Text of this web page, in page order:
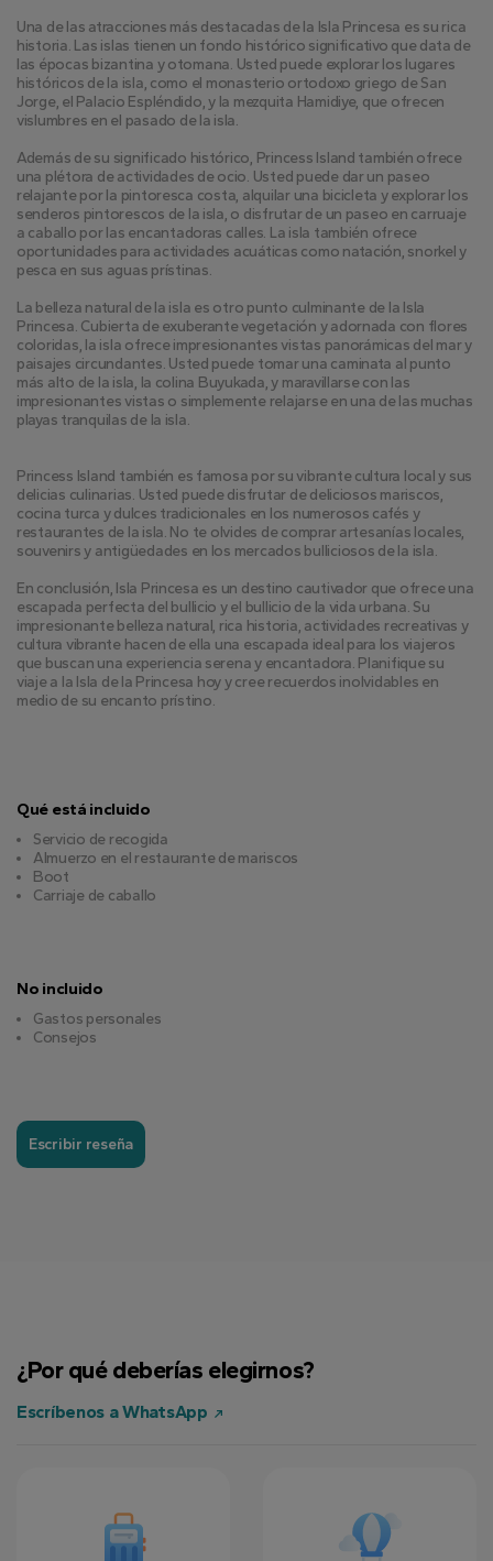
Una de las atracciones más destacadas de la Isla Princesa es su rica
historia. Las islas tienen un fondo histórico significativo que data de
las épocas bizantina y otomana. Usted puede explorar los lugares
históricos de la isla, como el monasterio ortodoxo griego de San
Jorge, el Palacio Espléndido, y la mezquita Hamidiye, que ofrecen
vislumbres en el pasado de la isla.
Además de su significado histórico, Princess Island también ofrece
una plétora de actividades de ocio. Usted puede dar un paseo
relajante por la pintoresca costa, alquilar una bicicleta y explorar los
senderos pintorescos de la isla, o disfrutar de un paseo en carruaje
a caballo por las encantadoras calles. La isla también ofrece
oportunidades para actividades acuáticas como natación, snorkel y
pesca en sus aguas prístinas.
La belleza natural de la isla es otro punto culminante de la Isla
Princesa. Cubierta de exuberante vegetación y adornada con flores
coloridas, la isla ofrece impresionantes vistas panorámicas del mar y
paisajes circundantes. Usted puede tomar una caminata al punto
más alto de la isla, la colina Buyukada, y maravillarse con las
impresionantes vistas o simplemente relajarse en una de las muchas
playas tranquilas de la isla.
Princess Island también es famosa por su vibrante cultura local y sus
delicias culinarias. Usted puede disfrutar de deliciosos mariscos,
cocina turca y dulces tradicionales en los numerosos cafés y
restaurantes de la isla. No te olvides de comprar artesanías locales,
souvenirs y antigüedades en los mercados bulliciosos de la isla.
En conclusión, Isla Princesa es un destino cautivador que ofrece una
escapada perfecta del bullicio y el bullicio de la vida urbana. Su
impresionante belleza natural, rica historia, actividades recreativas y
cultura vibrante hacen de ella una escapada ideal para los viajeros
que buscan una experiencia serena y encantadora. Planifique su
viaje a la Isla de la Princesa hoy y cree recuerdos inolvidables en
medio de su encanto prístino.
Qué está incluido
Servicio de recogida
Almuerzo en el restaurante de mariscos
Boot
Carriaje de caballo
No incluido
Gastos personales
Consejos
Escribir reseña
¿Por qué deberías elegirnos?
Escríbenos a WhatsApp